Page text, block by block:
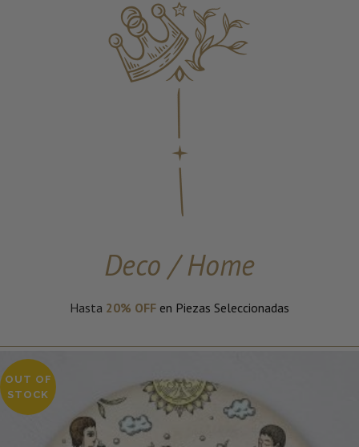
Deco / Home
Hasta 20% OFF en Piezas Seleccionadas
OUT OF
STOCK